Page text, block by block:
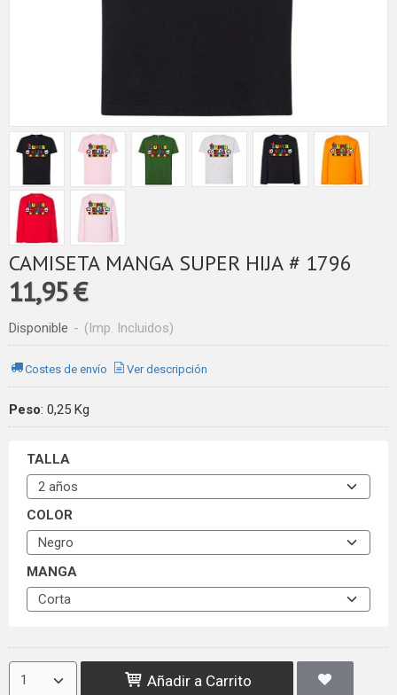
CAMISETA MANGA SUPER HIJA # 1796
11,95 €
Disponible - (Imp. Incluidos)
Costes de envío Ver descripción
Peso: 0,25 Kg
TALLA
COLOR
MANGA
Añadir a Carrito